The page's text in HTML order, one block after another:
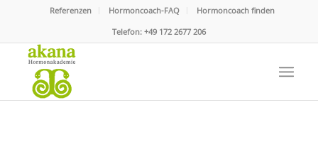
Referenzen Hormoncoach-FAQ
Hormoncoach finden
Telefon: +49 172 2677 206